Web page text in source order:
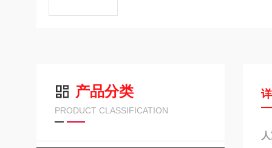
产品分类
PRODUCT CLASSIFICATION